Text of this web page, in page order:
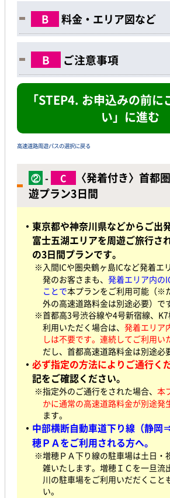
B 料金・エリア図など
B ご注意事項
「STEP4. お申込みの前に
い」に進む
高速道路周遊パスの選択に戻る
② - C 〈発着付き〉首都圏
遊プラン3日間
・東京都や神奈川県などからご出
富士五湖エリアを周遊ご旅行さ
の3日間プランです。
※入間ICや圏央鶴ヶ島ICなど発着エ
発のお客さまも、 発着エリア内の
ことで本プランをご利用可能（※
外の高速道路料金は別途必要）で
※首都高3号渋谷線や4号新宿線、
利用いただく場合は、 発着エリア
しは不要です。連続してご利用い
だし、首都高速道路料金は別途必
・ 必ず指定の方法によりご通行く
記をご確認ください。
※指定外のご通行をされた場合、 本
かに通常の高速道路料金が別途発
ます。
・ 中部横断自動車道下り線（静岡
穂ＰＡをご利用される方へ。
※増穂ＰＡ下り線の駐車場は土日・
雑いたします。増穂ＩＣを一旦流
川の駐車場をご利用いだだくこと
い。